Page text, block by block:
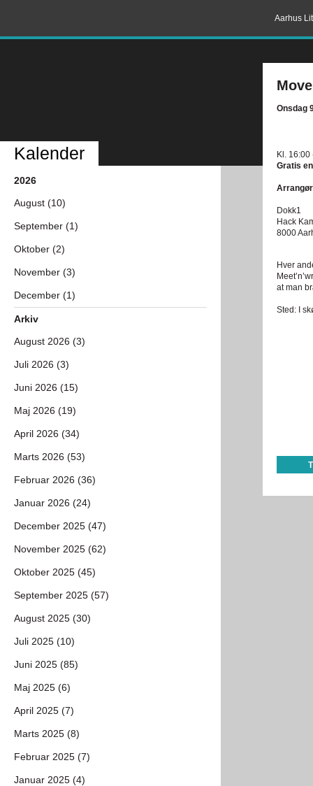
Aarhus
Onsdag
Kl. 16:00
Gratis
Dokk1
Hack
8000
Hver
at man
Sted: I
Kalender
2026
August (10)
September (1)
Oktober (2)
November (3)
December (1)
Arkiv
August 2026 (3)
Juli 2026 (3)
Juni 2026 (15)
Maj 2026 (19)
April 2026 (34)
Marts 2026 (53)
Februar 2026 (36)
Januar 2026 (24)
December 2025 (47)
November 2025 (62)
Oktober 2025 (45)
September 2025 (57)
August 2025 (30)
Juli 2025 (10)
Juni 2025 (85)
Maj 2025 (6)
April 2025 (7)
Marts 2025 (8)
Februar 2025 (7)
Januar 2025 (4)